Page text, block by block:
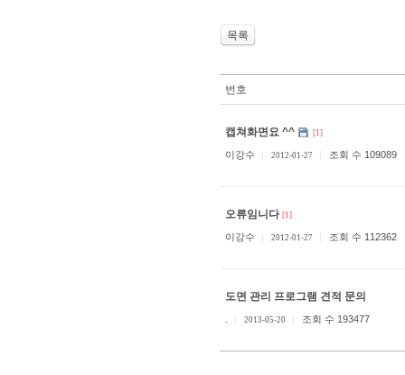
목록
번호
캡쳐화면요 ^^ [1]
이강수 2012-01-27 조회 수 109089
오류임니다 [1]
이강수 2012-01-27 조회 수 112362
도면 관리 프로그램 견적 문의
2013-05-20 조회 수 193477